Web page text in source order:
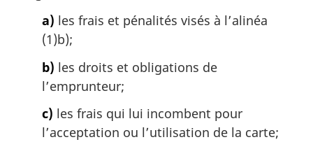
a) les frais et pénalités visés à l’alinéa
(1)b);
b) les droits et obligations de
l’emprunteur;
c) les frais qui lui incombent pour
l’acceptation ou l’utilisation de la carte;